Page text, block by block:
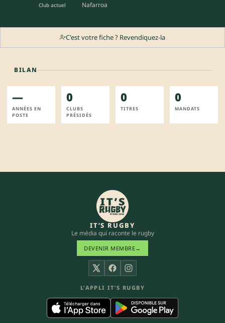
Club actuel Nafarroa
C'est votre fiche ? Revendiquez-la
BILAN
—
ANNÉES EN
POSTE
0
CLUBS
PRÉSIDÉS
0
TITRES
0
MANDATS
IT’S RUGBY
Le média qui raconte le rugby
DEVENIR MEMBRE→
X FacebookInstagram
L’APPLI IT’S RUGBY